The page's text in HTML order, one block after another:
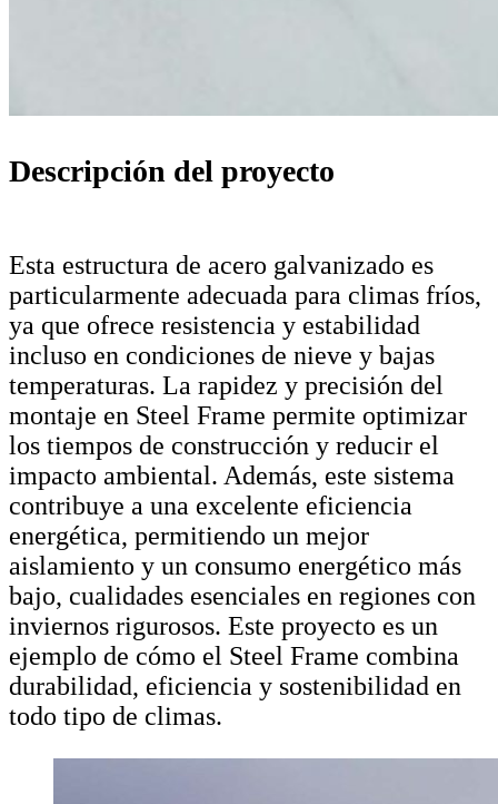
Descripción del proyecto
Esta estructura de acero galvanizado es
particularmente adecuada para climas fríos,
ya que ofrece resistencia y estabilidad
incluso en condiciones de nieve y bajas
temperaturas. La rapidez y precisión del
montaje en Steel Frame permite optimizar
los tiempos de construcción y reducir el
impacto ambiental. Además, este sistema
contribuye a una excelente eficiencia
energética, permitiendo un mejor
aislamiento y un consumo energético más
bajo, cualidades esenciales en regiones con
inviernos rigurosos. Este proyecto es un
ejemplo de cómo el Steel Frame combina
durabilidad, eficiencia y sostenibilidad en
todo tipo de climas.